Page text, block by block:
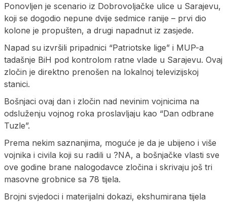
Ponovljen je scenario iz Dobrovoljačke ulice u Sarajevu,
koji se dogodio nepune dvije sedmice ranije – prvi dio
kolone je propušten, a drugi napadnut iz zasjede.
Napad su izvršili pripadnici “Patriotske lige” i MUP-a
tadašnje BiH pod kontrolom ratne vlade u Sarajevu. Ovaj
zločin je direktno prenošen na lokalnoj televizijskoj
stanici.
Bošnjaci ovaj dan i zločin nad nevinim vojnicima na
odsluženju vojnog roka proslavljaju kao “Dan odbrane
Tuzle”.
Prema nekim saznanjima, moguće je da je ubijeno i više
vojnika i civila koji su radili u ?NA, a bošnjačke vlasti sve
ove godine brane nalogodavce zločina i skrivaju još tri
masovne grobnice sa 78 tijela.
Brojni svjedoci i materijalni dokazi, ekshumirana tijela